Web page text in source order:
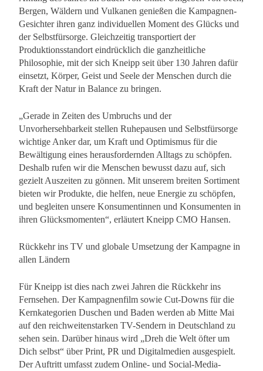
Bergen, Wäldern und Vulkanen genießen die Kampagnen-
Gesichter ihren ganz individuellen Moment des Glücks und
der Selbstfürsorge. Gleichzeitig transportiert der
Produktionsstandort eindrücklich die ganzheitliche
Philosophie, mit der sich Kneipp seit über 130 Jahren dafür
einsetzt, Körper, Geist und Seele der Menschen durch die
Kraft der Natur in Balance zu bringen.
„Gerade in Zeiten des Umbruchs und der
Unvorhersehbarkeit stellen Ruhepausen und Selbstfürsorge
wichtige Anker dar, um Kraft und Optimismus für die
Bewältigung eines herausfordernden Alltags zu schöpfen.
Deshalb rufen wir die Menschen bewusst dazu auf, sich
gezielt Auszeiten zu gönnen. Mit unserem breiten Sortiment
bieten wir Produkte, die helfen, neue Energie zu schöpfen,
und begleiten unsere Konsumentinnen und Konsumenten in
ihren Glücksmomenten“, erläutert Kneipp CMO Hansen.
Rückkehr ins TV und globale Umsetzung der Kampagne in
allen Ländern
Für Kneipp ist dies nach zwei Jahren die Rückkehr ins
Fernsehen. Der Kampagnenfilm sowie Cut-Downs für die
Kernkategorien Duschen und Baden werden ab Mitte Mai
auf den reichweitenstarken TV-Sendern in Deutschland zu
sehen sein. Darüber hinaus wird „Dreh die Welt öfter um
Dich selbst“ über Print, PR und Digitalmedien ausgespielt.
Der Auftritt umfasst zudem Online- und Social-Media-